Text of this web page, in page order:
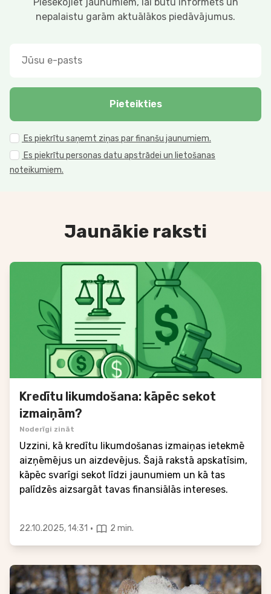
nepalaistu garām aktuālākos piedāvājumus.
Pieteikties
Es piekrītu saņemt ziņas par finanšu jaunumiem.
Es piekrītu personas datu apstrādei un lietošanas
noteikumiem.
Jaunākie raksti
Kredītu likumdošana: kāpēc sekot
izmaiņām?
Noderīgi zināt
Uzzini, kā kredītu likumdošanas izmaiņas ietekmē
aizņēmējus un aizdevējus. Šajā rakstā apskatīsim,
kāpēc svarīgi sekot līdzi jaunumiem un kā tas
palīdzēs aizsargāt tavas finansiālās intereses.
22.10.2025, 14:31 · 2 min.